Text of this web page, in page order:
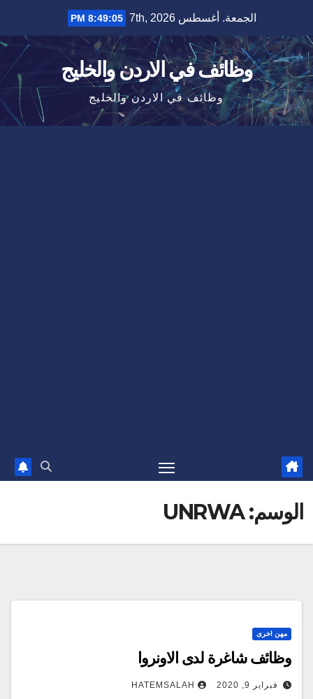
content
الجمعة. أغسطس 7th, 2026 8:49:05 PM
وظائف في الاردن والخليج
وظائف في الاردن والخليج
الوسم:UNRWA
مهن اخرى
وظائف شاغرة لدى الاونروا
فبراير 9, 2020 HATEMSALAH